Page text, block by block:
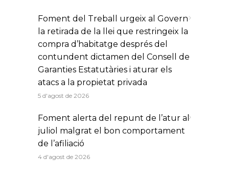
Foment del Treball urgeix al Govern
la retirada de la llei que restringeix la
compra d’habitatge després del
contundent dictamen del Consell de
Garanties Estatutàries i aturar els
atacs a la propietat privada
5 d'agost de 2026
Foment alerta del repunt de l’atur al
juliol malgrat el bon comportament
de l’afiliació
4 d'agost de 2026